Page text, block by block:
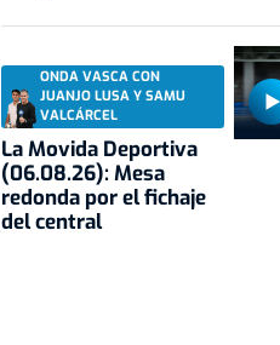
ONDA VASCA CON
JUANJO LUSA Y SAMU
VALCÁRCEL
La Movida Deportiva
(06.08.26): Mesa
redonda por el fichaje
del central